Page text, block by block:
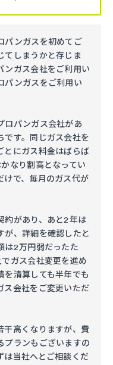
パンガスを初めてご
てしまうかと存じま
ンガス会社をご利用い
パンガスをご利用い
ロパンガス会社があ
です。同じガス会社を
とにガス料金はばらば
なり割高となってい
けで、毎月のガス代が
約があり、あと2年は
が、詳細を確認したと
は2万円弱だったた
ガス会社変更を進め
を清算しても半年でも
ス会社をご変更いただ
干高くなりますが、費
プランもございますの
は当社へとご相談くだ